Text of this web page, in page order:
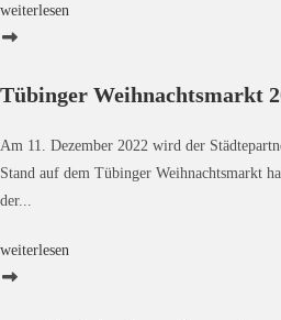
weiterlesen
Tübinger Weihnachtsmarkt
Am 11. Dezember 2022 wird der
Stand auf dem Tübinger Weihnachtsmarkt
der...
weiterlesen